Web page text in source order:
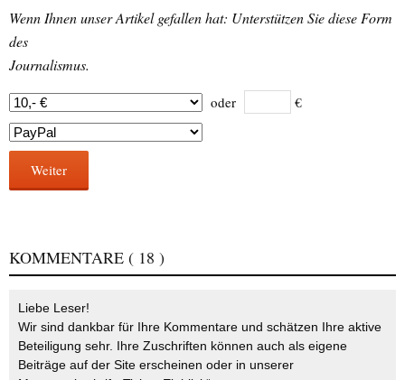
Wenn Ihnen unser Artikel gefallen hat: Unterstützen Sie diese Form
des
Journalismus.
oder €
Weiter
KOMMENTARE ( 18 )
Liebe Leser!
Wir sind dankbar für Ihre Kommentare und schätzen Ihre aktive
Beteiligung sehr. Ihre Zuschriften können auch als eigene
Beiträge auf der Site erscheinen oder in unserer